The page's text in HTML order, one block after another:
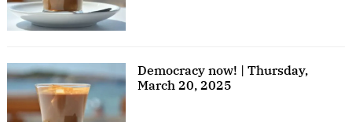
Democracy now! | Thursday,
March 20, 2025